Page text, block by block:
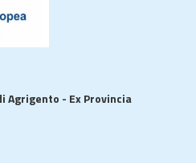
Agrigento - Ex Provincia